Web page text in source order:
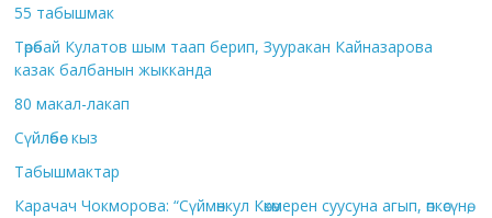
55 табышмак
Төрөбай Кулатов шым таап берип, Зууракан Кайназарова
казак балбанын жыкканда
80 макал-лакап
Сүйлөбөс кыз
Табышмактар
Карачач Чокморова: “Сүймөнкул Көкөмерен суусуна агып, өпкөсүнө,